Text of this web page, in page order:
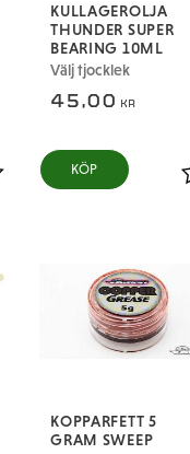
till i favoriter
KULLAGEROLJA
THUNDER SUPER
BEARING 10ML
Välj tjocklek
45,00 KR
KOPPARFETT 5
GRAM SWEEP